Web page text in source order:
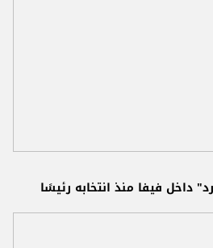
داخل فيفا منذ انتخابه رئيسًا